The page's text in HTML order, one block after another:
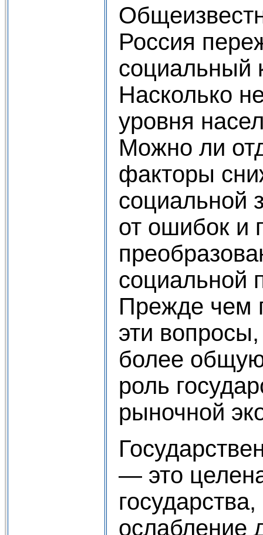
Россия
социальный
Насколько
уровня
Можно ли
факторы
социальной
от ошибок и
социальной
Прежде чем
эти
более
роль
рыночной
— это
ослабление